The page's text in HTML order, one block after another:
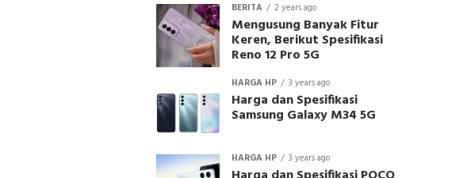
BERITA 2 years ago
Mengusung Banyak Fitur
Keren, Berikut Spesifikasi
Reno 12 Pro 5G
HARGA HP 3 years ago
Harga dan Spesifikasi
Samsung Galaxy M34 5G
HARGA HP 3 years ago